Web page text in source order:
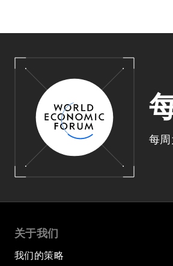
每周
关于我们
我们的策略